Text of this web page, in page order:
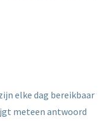
elke dag bereikbaar
meteen antwoord